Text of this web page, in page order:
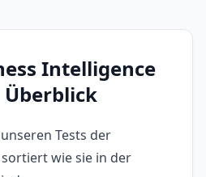
Intelligence
Tests der
wie sie in der